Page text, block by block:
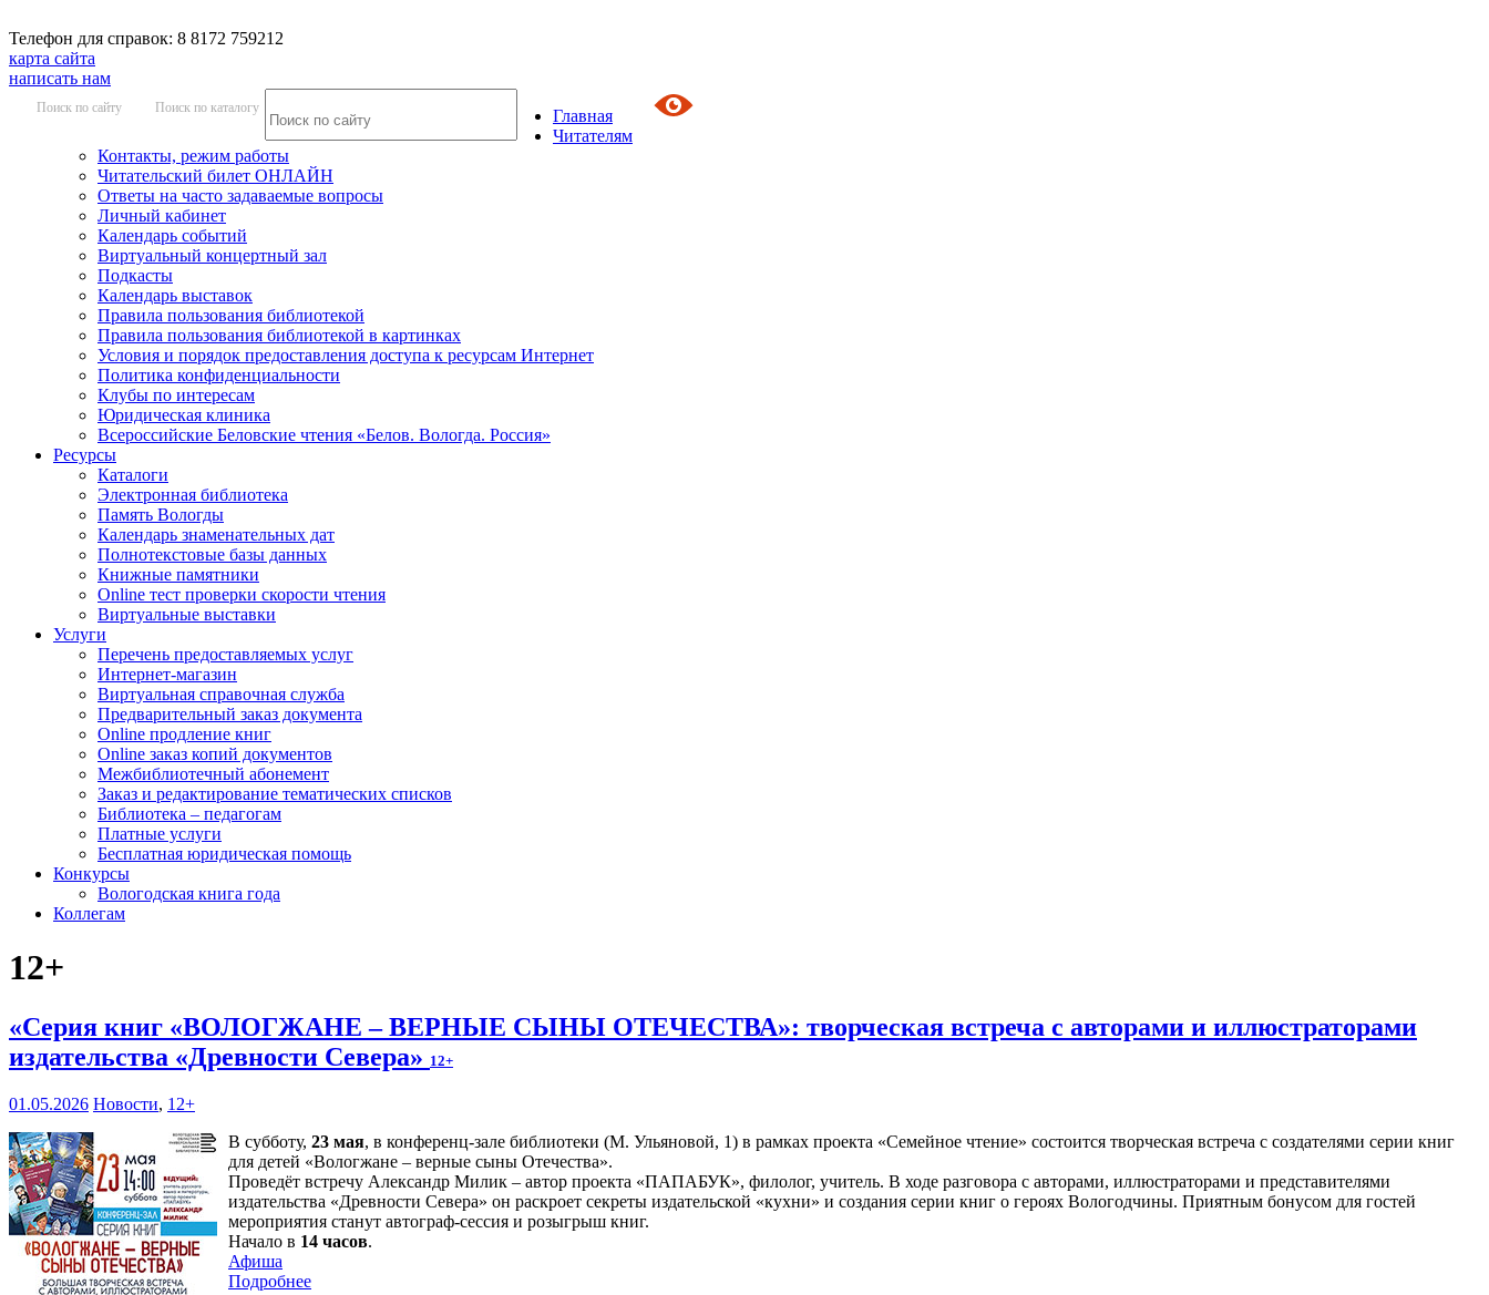
Телефон для справок: 8 8172 759212
карта сайта
написать нам
Поиск по сайту Поиск по каталогу
Главная
Читателям
Контакты, режим работы
Читательский билет ОНЛАЙН
Ответы на часто задаваемые вопросы
Личный кабинет
Календарь событий
Виртуальный концертный зал
Подкасты
Календарь выставок
Правила пользования библиотекой
Правила пользования библиотекой в картинках
Условия и порядок предоставления доступа к ресурсам Интернет
Политика конфиденциальности
Клубы по интересам
Юридическая клиника
Всероссийские Беловские чтения «Белов. Вологда. Россия»
Ресурсы
Каталоги
Электронная библиотека
Память Вологды
Календарь знаменательных дат
Полнотекстовые базы данных
Книжные памятники
Online тест проверки скорости чтения
Виртуальные выставки
Услуги
Перечень предоставляемых услуг
Интернет-магазин
Виртуальная справочная служба
Предварительный заказ документа
Online продление книг
Online заказ копий документов
Межбиблиотечный абонемент
Заказ и редактирование тематических списков
Библиотека – педагогам
Платные услуги
Бесплатная юридическая помощь
Конкурсы
Вологодская книга года
Коллегам
12+
«Серия книг «ВОЛОГЖАНЕ – ВЕРНЫЕ СЫНЫ ОТЕЧЕСТВА»: творческая встреча с авторами и иллюстраторами
издательства «Древности Севера» 12+
01.05.2026 Новости, 12+
В субботу, 23 мая, в конференц-зале библиотеки (М. Ульяновой, 1) в рамках проекта «Семейное чтение» состоится творческая встреча с создателями серии книг
для детей «Вологжане – верные сыны Отечества».
Проведёт встречу Александр Милик – автор проекта «ПАПАБУК», филолог, учитель. В ходе разговора с авторами, иллюстраторами и представителями
издательства «Древности Севера» он раскроет секреты издательской «кухни» и создания серии книг о героях Вологодчины. Приятным бонусом для гостей
мероприятия станут автограф-сессия и розыгрыш книг.
Начало в 14 часов.
Афиша
Подробнее